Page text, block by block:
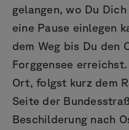
gelangen, wo Du
eine Pause einlegen
dem Weg bis Du den
Forggensee
Ort, folgst kurz dem
Seite der
Beschilderung nach